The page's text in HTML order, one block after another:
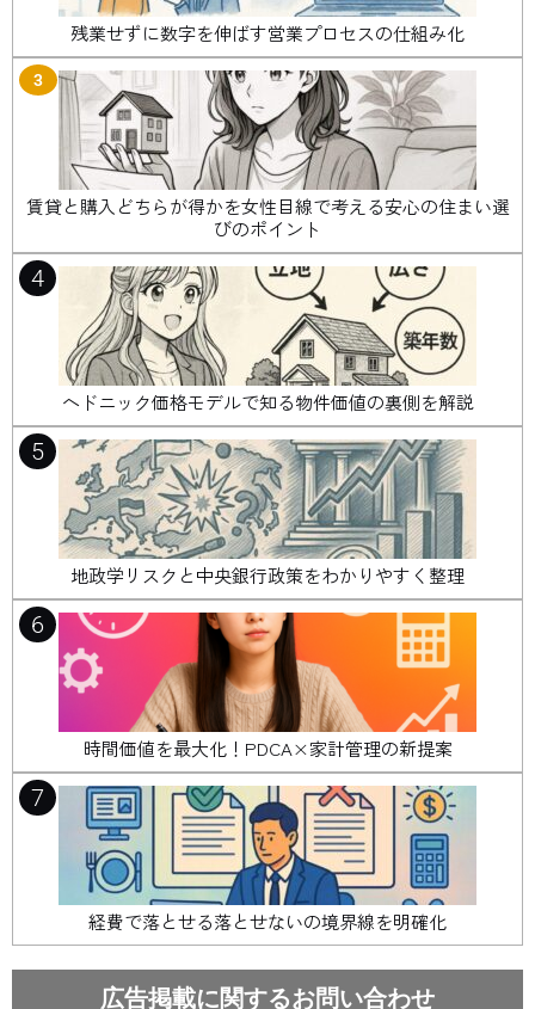
残業せずに数字を伸ばす営業プロセスの仕組み化
3
賃貸と購入どちらが得かを女性目線で考える安心の住まい選
びのポイント
4
ヘドニック価格モデルで知る物件価値の裏側を解説
5
地政学リスクと中央銀行政策をわかりやすく整理
6
時間価値を最大化！PDCA×家計管理の新提案
7
経費で落とせる落とせないの境界線を明確化
広告掲載に関するお問い合わせ